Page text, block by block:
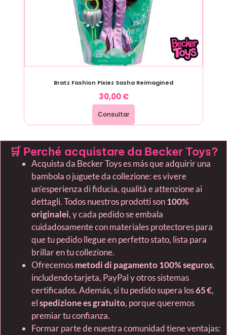
Bratz Fashion Pixiez Sasha Reimagined
30,00€
Consultar
🛒 Perché acquistare da Becker Toys?
Acquista da Becker Toys es más que adquirir una
bambola o juguete da collezione: es vivere
un’esperienza di fiducia, qualità e attenzione ai
dettagli. Todos nuestros prodotti son100%
originalei, y cada pedido se embala
cuidadosamente con materiales protectores para
que tu pedido llegue en perfetto stato, lista para
brillar en tu collezione.
Ofrecemosmetodi di pagamento 100% seguros,
includendo tarjeta, PayPal y otros sistemas
certificados. Además, si tu pedido supera los65 €,
elspedizione es gratuito, porque queremos
premiar tu confianza.
Formar parte de nuestra comunidad tiene ventajas: